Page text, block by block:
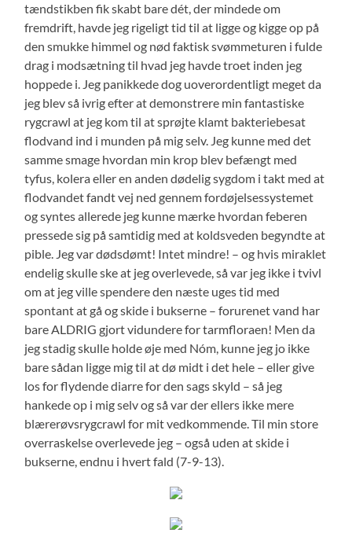
tændstikben fik skabt bare dét, der mindede om
fremdrift, havde jeg rigeligt tid til at ligge og kigge op på
den smukke himmel og nød faktisk svømmeturen i fulde
drag i modsætning til hvad jeg havde troet inden jeg
hoppede i. Jeg panikkede dog uoverordentligt meget da
jeg blev så ivrig efter at demonstrere min fantastiske
rygcrawl at jeg kom til at sprøjte klamt bakteriebesat
flodvand ind i munden på mig selv. Jeg kunne med det
samme smage hvordan min krop blev befængt med
tyfus, kolera eller en anden dødelig sygdom i takt med at
flodvandet fandt vej ned gennem fordøjelsessystemet
og syntes allerede jeg kunne mærke hvordan feberen
pressede sig på samtidig med at koldsveden begyndte at
pible. Jeg var dødsdømt! Intet mindre! – og hvis miraklet
endelig skulle ske at jeg overlevede, så var jeg ikke i tvivl
om at jeg ville spendere den næste uges tid med
spontant at gå og skide i bukserne – forurenet vand har
bare ALDRIG gjort vidundere for tarmfloraen! Men da
jeg stadig skulle holde øje med Nóm, kunne jeg jo ikke
bare sådan ligge mig til at dø midt i det hele – eller give
los for flydende diarre for den sags skyld – så jeg
hankede op i mig selv og så var der ellers ikke mere
blærerøvsrygcrawl for mit vedkommende. Til min store
overraskelse overlevede jeg – også uden at skide i
bukserne, endnu i hvert fald (7-9-13).